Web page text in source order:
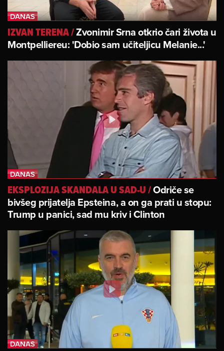
IZVAN TERENA/Zvonimir Srna otkrio čari života u
Montpelliereu: 'Dobio sam učiteljicu Melanie...'
EKSPLOZIJA SKANDALA U SAD-U/Odriče se
bivšeg prijatelja Epsteina, a on ga prati u stopu:
Trump u panici, sad mu kriv i Clinton